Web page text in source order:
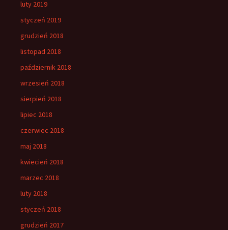
luty 2019
styczeń 2019
grudzień 2018
listopad 2018
październik 2018
wrzesień 2018
sierpień 2018
lipiec 2018
czerwiec 2018
maj 2018
kwiecień 2018
marzec 2018
luty 2018
styczeń 2018
grudzień 2017